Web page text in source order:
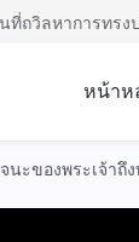
ถวิลหาการทรง
หน้าห
นะของพระเจ้าถึ